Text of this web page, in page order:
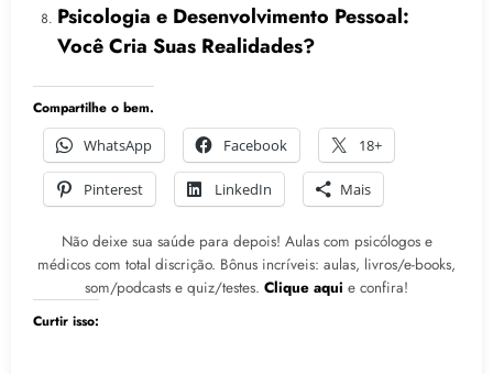
Psicologia e Desenvolvimento Pessoal:
Você Cria Suas Realidades?
Compartilhe o bem.
WhatsApp
Facebook 18+
Pinterest LinkedIn Mais
Não deixe sua saúde para depois! Aulas com psicólogos e
médicos com total discrição. Bônus incríveis: aulas, livros/e-books,
som/podcasts e quiz/testes. Clique aqui e confira!
Curtir isso: